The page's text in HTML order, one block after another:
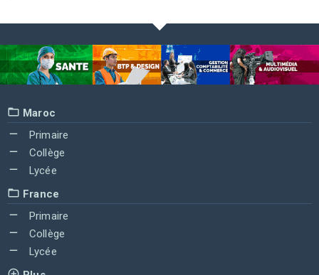
Maroc
Primaire
Collège
Lycée
France
Primaire
Collège
Lycée